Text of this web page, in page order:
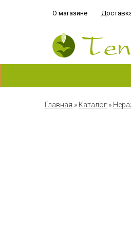
О магазине
Главная » Каталог »